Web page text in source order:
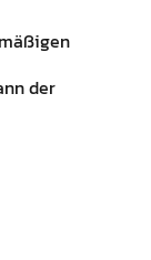
der